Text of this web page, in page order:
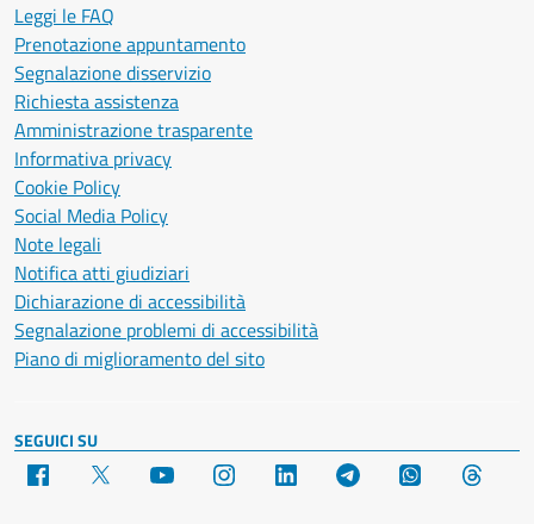
Leggi le FAQ
Prenotazione appuntamento
Segnalazione disservizio
Richiesta assistenza
Amministrazione trasparente
Informativa privacy
Cookie Policy
Social Media Policy
Note legali
Notifica atti giudiziari
Dichiarazione di accessibilità
Segnalazione problemi di accessibilità
Piano di miglioramento del sito
SEGUICI SU
Facebook YouTube Instagram LinkedIn Telegram WhatsApp